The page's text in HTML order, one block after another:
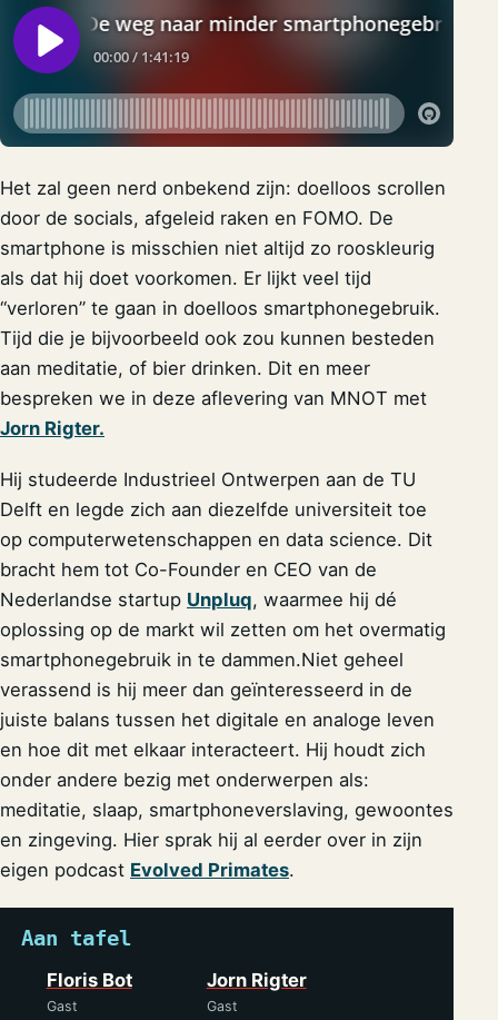
Het zal geen nerd onbekend zijn: doelloos scrollen
door de socials, afgeleid raken en FOMO. De
smartphone is misschien niet altijd zo rooskleurig
als dat hij doet voorkomen. Er lijkt veel tijd
“verloren” te gaan in doelloos smartphonegebruik.
Tijd die je bijvoorbeeld ook zou kunnen besteden
aan meditatie, of bier drinken. Dit en meer
bespreken we in deze aflevering van MNOT met
Jorn Rigter.
Hij studeerde Industrieel Ontwerpen aan de TU
Delft en legde zich aan diezelfde universiteit toe
op computerwetenschappen en data science. Dit
bracht hem tot Co-Founder en CEO van de
Nederlandse startup Unpluq, waarmee hij dé
oplossing op de markt wil zetten om het overmatig
smartphonegebruik in te dammen.Niet geheel
verassend is hij meer dan geïnteresseerd in de
juiste balans tussen het digitale en analoge leven
en hoe dit met elkaar interacteert. Hij houdt zich
onder andere bezig met onderwerpen als:
meditatie, slaap, smartphoneverslaving, gewoontes
en zingeving. Hier sprak hij al eerder over in zijn
eigen podcast Evolved Primates.
Aan tafel
Floris Bot
Gast
Jorn Rigter
Gast